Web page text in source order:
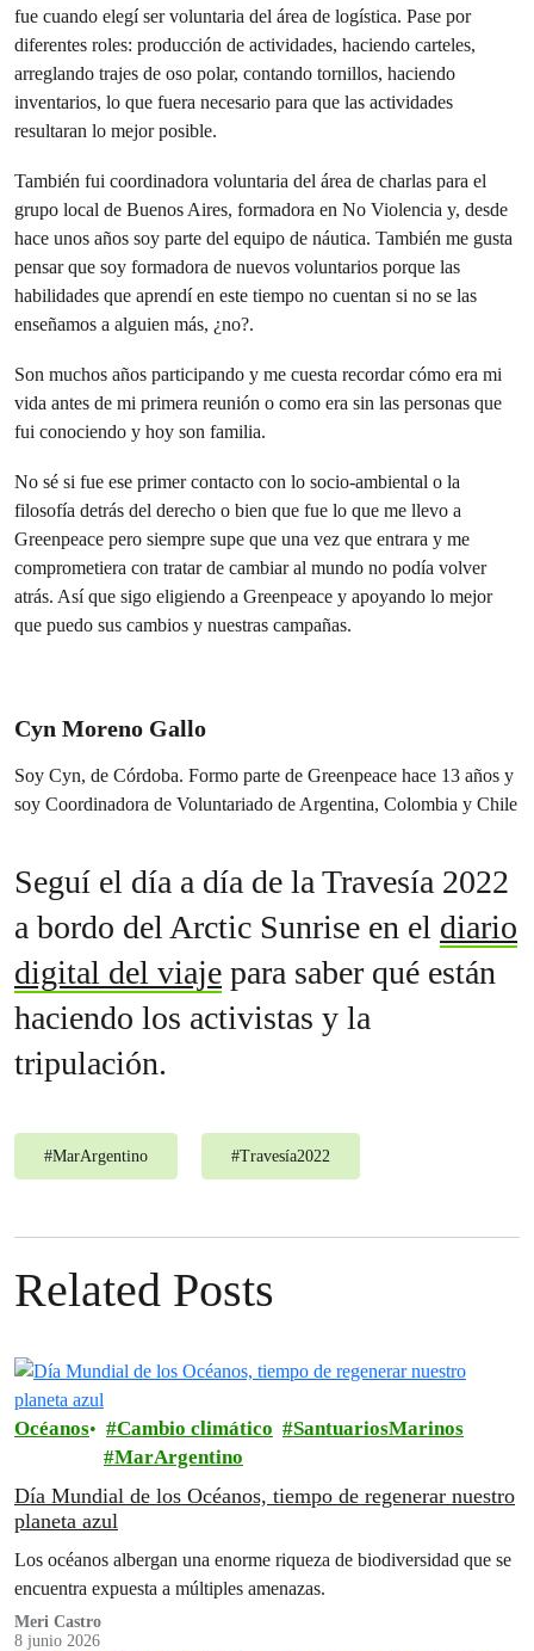
fue cuando elegí ser voluntaria del área de logística. Pase por
diferentes roles: producción de actividades, haciendo carteles,
arreglando trajes de oso polar, contando tornillos, haciendo
inventarios, lo que fuera necesario para que las actividades
resultaran lo mejor posible.
También fui coordinadora voluntaria del área de charlas para el
grupo local de Buenos Aires, formadora en No Violencia y, desde
hace unos años soy parte del equipo de náutica. También me gusta
pensar que soy formadora de nuevos voluntarios porque las
habilidades que aprendí en este tiempo no cuentan si no se las
enseñamos a alguien más, ¿no?.
Son muchos años participando y me cuesta recordar cómo era mi
vida antes de mi primera reunión o como era sin las personas que
fui conociendo y hoy son familia.
No sé si fue ese primer contacto con lo socio-ambiental o la
filosofía detrás del derecho o bien que fue lo que me llevo a
Greenpeace pero siempre supe que una vez que entrara y me
comprometiera con tratar de cambiar al mundo no podía volver
atrás. Así que sigo eligiendo a Greenpeace y apoyando lo mejor
que puedo sus cambios y nuestras campañas.
Cyn Moreno Gallo
Soy Cyn, de Córdoba. Formo parte de Greenpeace hace 13 años y
soy Coordinadora de Voluntariado de Argentina, Colombia y Chile
Seguí el día a día de la Travesía 2022
a bordo del Arctic Sunrise en el diario
digital del viaje para saber qué están
haciendo los activistas y la
tripulación.
#MarArgentino #Travesía2022
Related Posts
Océanos Cambio climático
SantuariosMarinos
MarArgentino
Día Mundial de los Océanos, tiempo de regenerar nuestro
planeta azul
Los océanos albergan una enorme riqueza de biodiversidad que se
encuentra expuesta a múltiples amenazas.
Meri Castro
8 junio 2026